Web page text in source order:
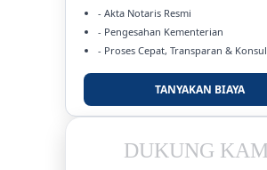
- Akta Notaris Resmi
- Pengesahan Kementerian
- Proses Cepat, Transparan &
TANYAKAN BIAYA
DUKUNG